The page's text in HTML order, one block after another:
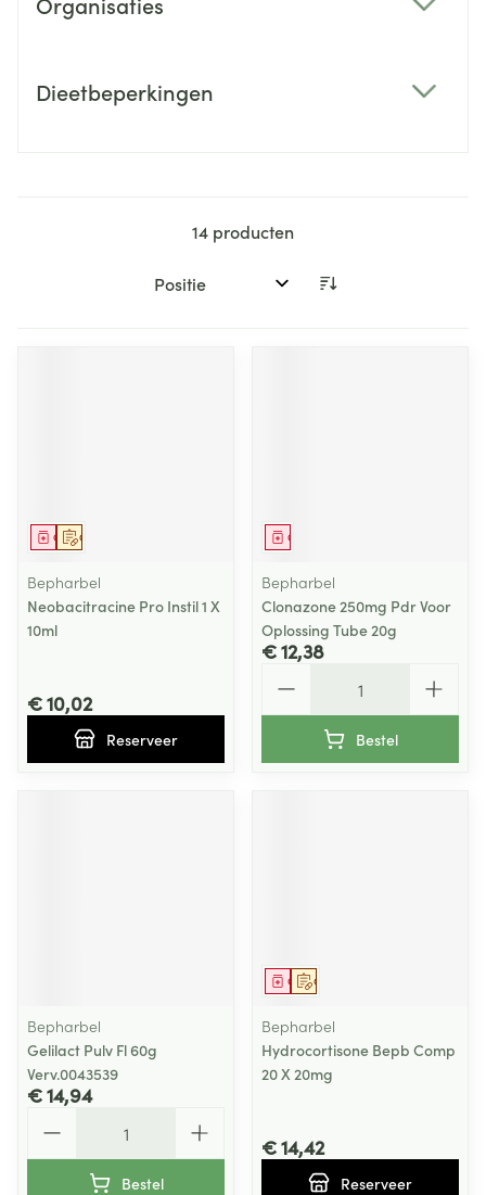
Dieetbeperkingen
14 producten
Sorteer op:
Op voorschrift
Geneesmiddel
Bepharbel
Neobacitracine Pro Instil 1 X
10ml
€ 10,02
Reserveer
Geneesmiddel
Bepharbel
Clonazone 250mg Pdr Voor
Oplossing Tube 20g
€ 12,38
Bestel
Bepharbel
Gelilact Pulv Fl 60g
Verv.0043539
€ 14,94
Bestel
Op voorschrift
Geneesmiddel
Bepharbel
Hydrocortisone Bepb Comp
20 X 20mg
€ 14,42
Reserveer